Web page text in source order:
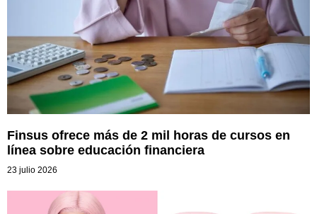
Finsus ofrece más de 2 mil horas de cursos en
línea sobre educación financiera
23 julio 2026